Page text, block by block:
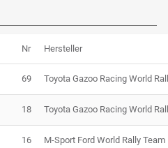
Nr Hersteller
69 Toyota Gazoo Racing World
18 Toyota Gazoo Racing World
16 M-Sport Ford World Rally Team